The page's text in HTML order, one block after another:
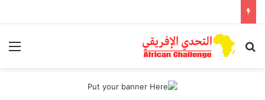
بحث عن